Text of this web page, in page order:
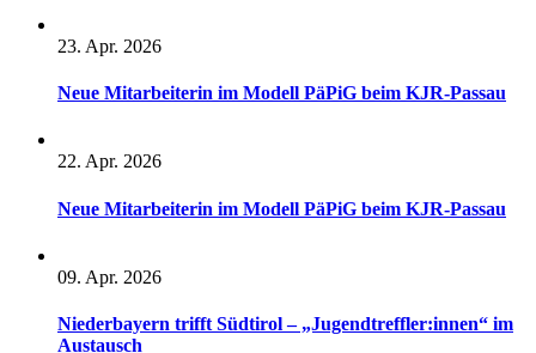
23. Apr. 2026
Neue Mitarbeiterin im Modell PäPiG beim KJR-Passau
22. Apr. 2026
Neue Mitarbeiterin im Modell PäPiG beim KJR-Passau
09. Apr. 2026
Niederbayern trifft Südtirol – „Jugendtreffler:innen“ im
Austausch